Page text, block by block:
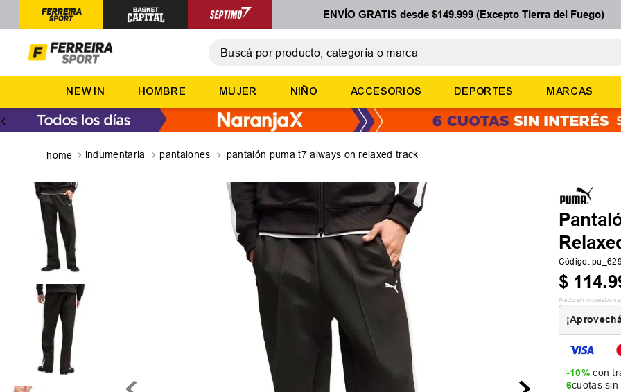
ENVÍO GRATIS desde $149.999 (Excepto Tierra del Fuego)
NEW IN HOMBRE MUJER NIÑO ACCESORIOS DEPORTES MARCAS
indumentaria pantalones pantalón puma t7 always on relaxed track
Código:
$ 114.
Precio sin impuestos
-10%con
6cuotas
TÉRMINOS MÁS BUSCADOS
2
zapatillas
3.
basquet
5
zapatillas adidas